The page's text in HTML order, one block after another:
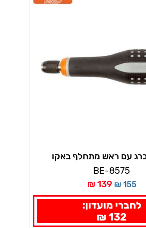
עם ראש מתחלף באקו
BE-8575
155 ₪
139 ₪
לחברי מועדון:
132 ₪